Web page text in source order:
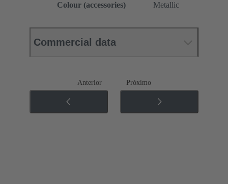
Colour (accessories)
Metallic
Commercial data
Anterior Próximo